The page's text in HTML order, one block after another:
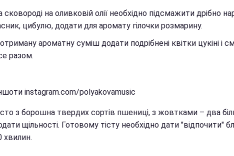
сковороді на оливковій олії необхідно підсмажити дрібно
цибулю, додати для аромату гілочки розмарину.
ароматну суміш додати подрібнені квітки цукіні і
разом.
instagram.com/polyakovamusic
з борошна твердих сортів пшениці, з жовтками – два
щільності. Готовому тісту необхідно дати "відпочити"
хвилин.